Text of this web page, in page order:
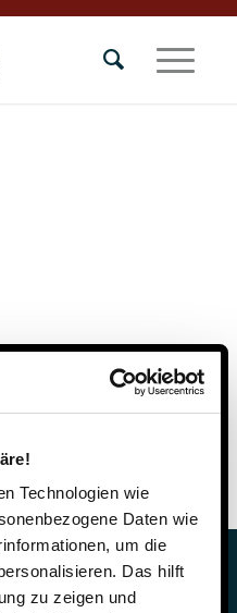
Technologien wie
Daten wie
um die
Das hilft
zu zeigen und